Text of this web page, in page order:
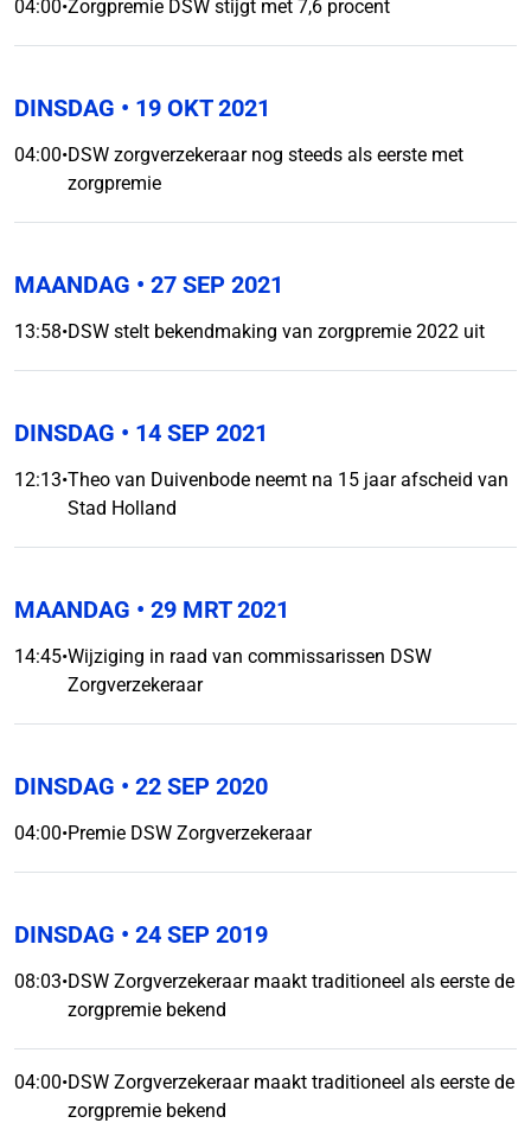
04:00•Zorgpremie DSW stijgt met 7,6 procent
DINSDAG • 19 OKT 2021
04:00•DSW zorgverzekeraar nog steeds als eerste met
zorgpremie
MAANDAG • 27 SEP 2021
13:58•DSW stelt bekendmaking van zorgpremie 2022 uit
DINSDAG • 14 SEP 2021
12:13•Theo van Duivenbode neemt na 15 jaar afscheid van
Stad Holland
MAANDAG • 29 MRT 2021
14:45•Wijziging in raad van commissarissen DSW
Zorgverzekeraar
DINSDAG • 22 SEP 2020
04:00•Premie DSW Zorgverzekeraar
DINSDAG • 24 SEP 2019
08:03•DSW Zorgverzekeraar maakt traditioneel als eerste de
zorgpremie bekend
04:00•DSW Zorgverzekeraar maakt traditioneel als eerste de
zorgpremie bekend